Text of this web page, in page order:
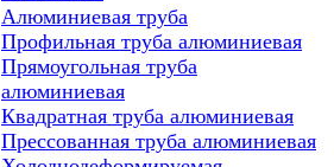
Алюминиевая труба
Профильная труба алюминиевая
Прямоугольная труба
алюминиевая
Квадратная труба алюминиевая
Прессованная труба алюминиевая